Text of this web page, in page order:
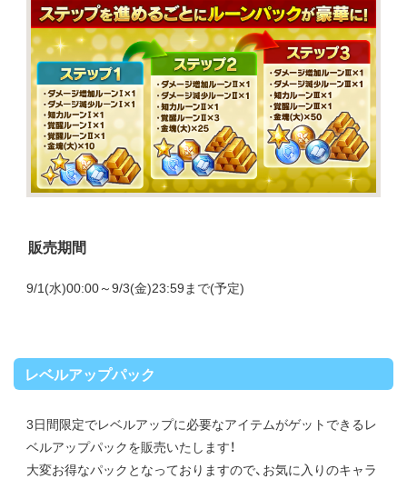
販売期間
9/1(水)00:00～9/3(金)23:59まで(予定)
レベルアップパック
3日間限定でレベルアップに必要なアイテムがゲットできるレ
ベルアップパックを販売いたします！
大変お得なパックとなっておりますので、お気に入りのキャラ